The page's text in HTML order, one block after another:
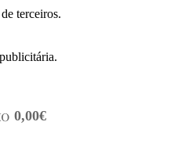
terceiros.
0,00€